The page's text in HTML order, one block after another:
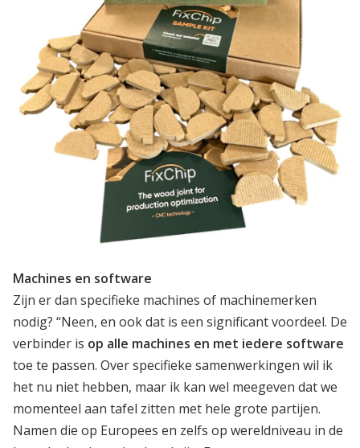
Machines en software
Zijn er dan specifieke machines of machinemerken
nodig? “Neen, en ook dat is een significant voordeel. De
verbinder is op alle machines en met iedere software
toe te passen. Over specifieke samenwerkingen wil ik
het nu niet hebben, maar ik kan wel meegeven dat we
momenteel aan tafel zitten met hele grote partijen.
Namen die op Europees en zelfs op wereldniveau in de